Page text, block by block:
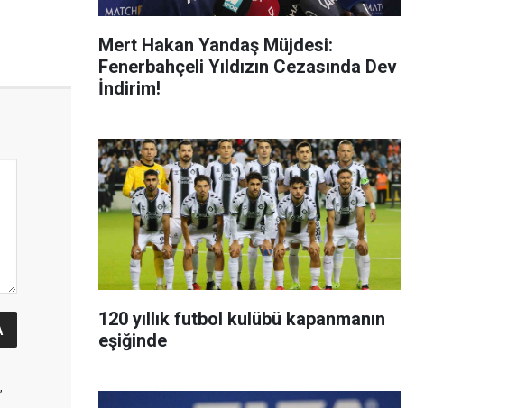
Mert Hakan Yandaş Müjdesi:
Fenerbahçeli Yıldızın Cezasında Dev
İndirim!
120 yıllık futbol kulübü kapanmanın
eşiğinde